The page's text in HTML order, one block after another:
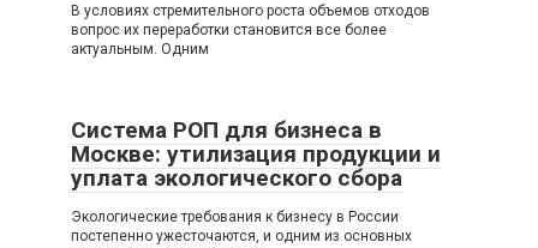
В условиях стремительного роста объемов отходов
вопрос их переработки становится все более
актуальным. Одним
Система РОП для бизнеса в
Москве: утилизация продукции и
уплата экологического сбора
Экологические требования к бизнесу в России
постепенно ужесточаются, и одним из основных